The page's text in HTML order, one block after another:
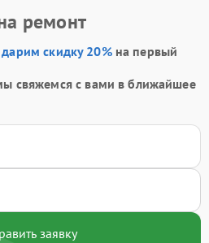
ремонт
дарим скидку 20%на первый
свяжемся с вами в ближайшее
заявку